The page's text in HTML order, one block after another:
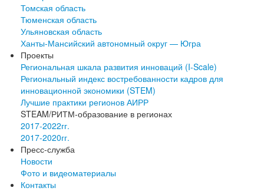
Томская область
Тюменская область
Ульяновская область
Ханты-Мансийский автономный округ — Югра
Проекты
Региональная шкала развития инноваций (I-Scale)
Региональный индекс востребованности кадров для
инновационной экономики (STEM)
Лучшие практики регионов АИРР
STEAM/РИТМ-образование в регионах
2017-2022гг.
2017-2020гг.
Пресс-служба
Новости
Фото и видеоматериалы
Контакты